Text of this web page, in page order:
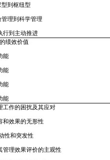
型到枢纽型
管理到科学管理
行到主动推进
绩效价值
能
能
能
能
工作的困扰及其应对
和效果的无形性
性和突发性
管理效果评价的主观性